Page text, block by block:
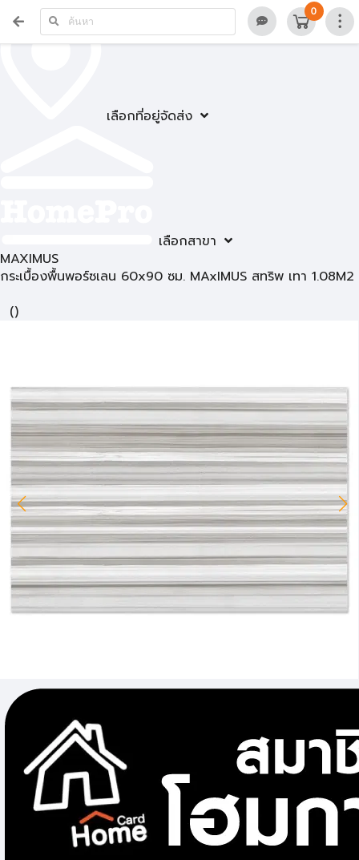
เลือกที่อยู่จัดส่ง
เลือกสาขา
0
MAXIMUS
กระเบื้องพื้นพอร์ซเลน 60x90 ซม. MAxIMUS สทริพ เทา 1.08M2
()